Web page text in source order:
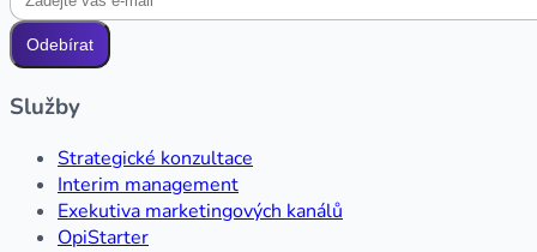
Odebírat
Služby
Strategické konzultace
Interim management
Exekutiva marketingových kanálů
OpiStarter